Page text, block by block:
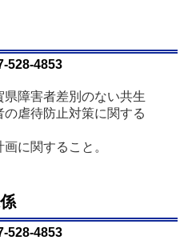
528-4853
障害者差別のない共生
虐待防止対策に関する
に関すること。
528-4853